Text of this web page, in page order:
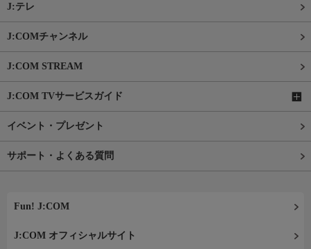
J:テレ
J:COMチャンネル
J:COM STREAM
J:COM TVサービスガイド
イベント・プレゼント
サポート・よくある質問
Fun! J:COM
J:COM オフィシャルサイト